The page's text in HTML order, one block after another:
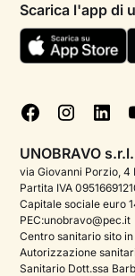
Aiuto urgente
FAQ
Podcast di
Corporate
Psicologo
Sala stampa
Termini e
Informativa
Cookie policy
Gestisci cookie
Scarica l'app di
UNOBRAVO
via Giovanni Porzio, 4
Partita IVA
Capitale sociale euro
PEC:unobravo@pec.it
Centro sanitario sito
Autorizzazione
Sanitario Dott.ssa